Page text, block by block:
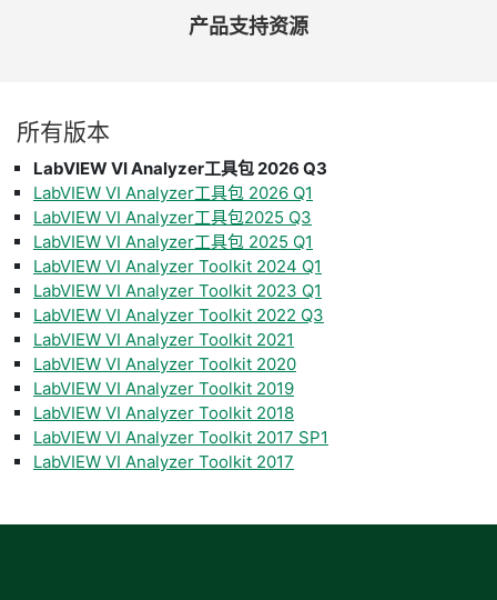
产品支持资源
所有版本
LabVIEW VI Analyzer工具包 2026 Q3
LabVIEW VI Analyzer工具包 2026 Q1
LabVIEW VI Analyzer工具包2025 Q3
LabVIEW VI Analyzer工具包 2025 Q1
LabVIEW VI Analyzer Toolkit 2024 Q1
LabVIEW VI Analyzer Toolkit 2023 Q1
LabVIEW VI Analyzer Toolkit 2022 Q3
LabVIEW VI Analyzer Toolkit 2021
LabVIEW VI Analyzer Toolkit 2020
LabVIEW VI Analyzer Toolkit 2019
LabVIEW VI Analyzer Toolkit 2018
LabVIEW VI Analyzer Toolkit 2017 SP1
LabVIEW VI Analyzer Toolkit 2017